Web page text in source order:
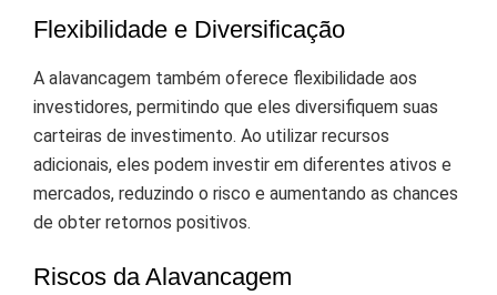
Flexibilidade e Diversificação
A alavancagem também oferece flexibilidade aos
investidores, permitindo que eles diversifiquem suas
carteiras de investimento. Ao utilizar recursos
adicionais, eles podem investir em diferentes ativos e
mercados, reduzindo o risco e aumentando as chances
de obter retornos positivos.
Riscos da Alavancagem